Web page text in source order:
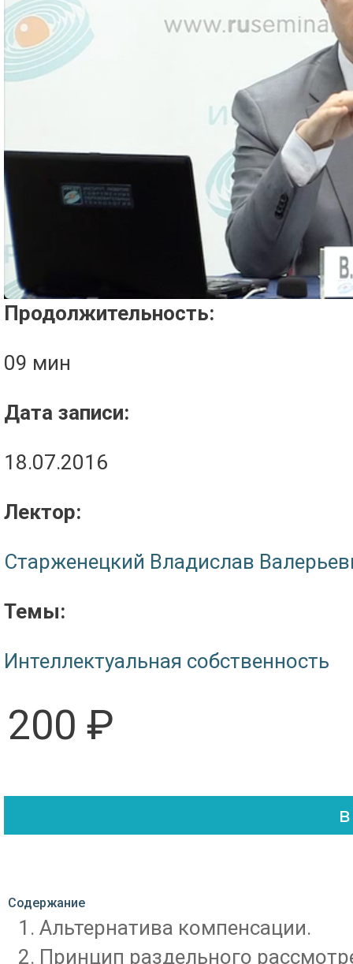
Продолжительность:
09 мин
Дата записи:
18.07.2016
Лектор:
Старженецкий Владислав
Темы:
Интеллектуальная собственность
200 ₽
Содержание
Альтернатива компенсации.
Принцип раздельного